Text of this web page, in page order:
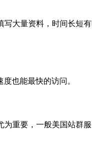
大量资料，时间长短
也能最快的访问。
重要，一般美国站群